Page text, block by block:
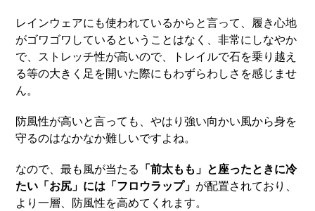
レインウェアにも使われているからと言って、履き心地
がゴワゴワしているということはなく、非常にしなやか
で、ストレッチ性が高いので、トレイルで石を乗り越え
る等の大きく足を開いた際にもわずらわしさを感じませ
ん。
防風性が高いと言っても、やはり強い向かい風から身を
守るのはなかなか難しいですよね。
なので、最も風が当たる 「前太もも」と座ったときに冷
たい「お尻」には「フロウラップ」 が配置されており、
より一層、防風性を高めてくれます。